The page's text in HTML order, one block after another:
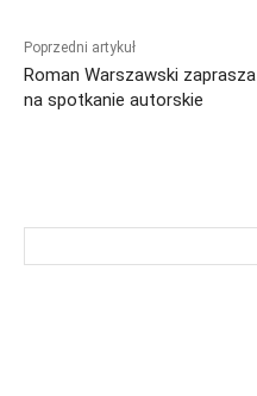
Poprzedni artykuł
Roman Warszawski zaprasza
na spotkanie autorskie